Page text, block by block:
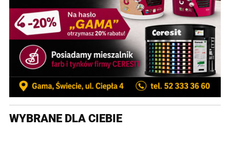
WYBRANE DLA CIEBIE